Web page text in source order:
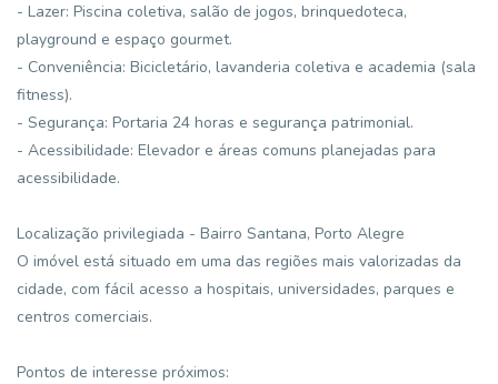
- Lazer: Piscina coletiva, salão de jogos, brinquedoteca,
playground e espaço gourmet.
- Conveniência: Bicicletário, lavanderia coletiva e academia (sala
fitness).
- Segurança: Portaria 24 horas e segurança patrimonial.
- Acessibilidade: Elevador e áreas comuns planejadas para
acessibilidade.
Localização privilegiada - Bairro Santana, Porto Alegre
O imóvel está situado em uma das regiões mais valorizadas da
cidade, com fácil acesso a hospitais, universidades, parques e
centros comerciais.
Pontos de interesse próximos: